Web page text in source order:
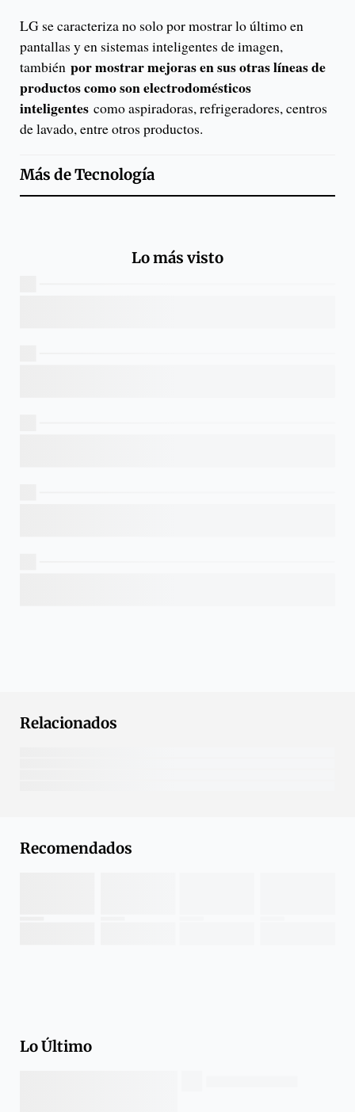
LG se caracteriza no solo por mostrar lo último en
pantallas y en sistemas inteligentes de imagen,
también por mostrar mejoras en sus otras líneas de
productos como son electrodomésticos
inteligentes como aspiradoras, refrigeradores, centros
de lavado, entre otros productos.
Más deTecnología
Lo más visto
Relacionados
Recomendados
Lo Último